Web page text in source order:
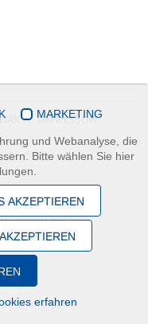
IMPRESSUM
2 - 1070 Wien
MARKETING
und Webanalyse, die
Bitte wählen Sie hier
AKZEPTIEREN
erfahren